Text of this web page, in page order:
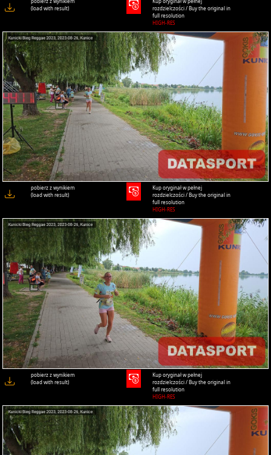
(load with result)
rozdzielczości / Buy the original in
full resolution
HIGH-RES
pobierz z wynikiem
(load with result)
Kup oryginał w pełnej
rozdzielczości / Buy the original in
full resolution
HIGH-RES
pobierz z wynikiem
(load with result)
Kup oryginał w pełnej
rozdzielczości / Buy the original in
full resolution
HIGH-RES